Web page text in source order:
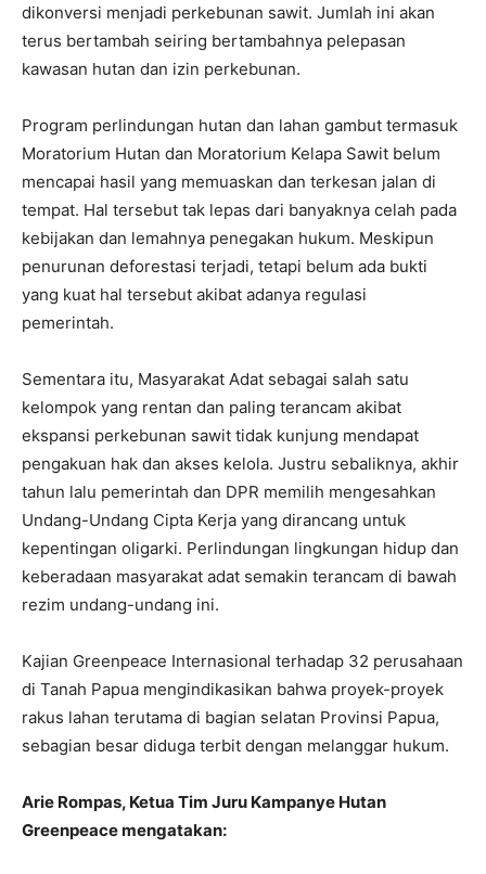
dikonversi menjadi perkebunan sawit. Jumlah ini akan
terus bertambah seiring bertambahnya pelepasan
kawasan hutan dan izin perkebunan.
Program perlindungan hutan dan lahan gambut termasuk
Moratorium Hutan dan Moratorium Kelapa Sawit belum
mencapai hasil yang memuaskan dan terkesan jalan di
tempat. Hal tersebut tak lepas dari banyaknya celah pada
kebijakan dan lemahnya penegakan hukum. Meskipun
penurunan deforestasi terjadi, tetapi belum ada bukti
yang kuat hal tersebut akibat adanya regulasi
pemerintah.
Sementara itu, Masyarakat Adat sebagai salah satu
kelompok yang rentan dan paling terancam akibat
ekspansi perkebunan sawit tidak kunjung mendapat
pengakuan hak dan akses kelola. Justru sebaliknya, akhir
tahun lalu pemerintah dan DPR memilih mengesahkan
Undang-Undang Cipta Kerja yang dirancang untuk
kepentingan oligarki. Perlindungan lingkungan hidup dan
keberadaan masyarakat adat semakin terancam di bawah
rezim undang-undang ini.
Kajian Greenpeace Internasional terhadap 32 perusahaan
di Tanah Papua mengindikasikan bahwa proyek-proyek
rakus lahan terutama di bagian selatan Provinsi Papua,
sebagian besar diduga terbit dengan melanggar hukum.
Arie Rompas, Ketua Tim Juru Kampanye Hutan
Greenpeace mengatakan: